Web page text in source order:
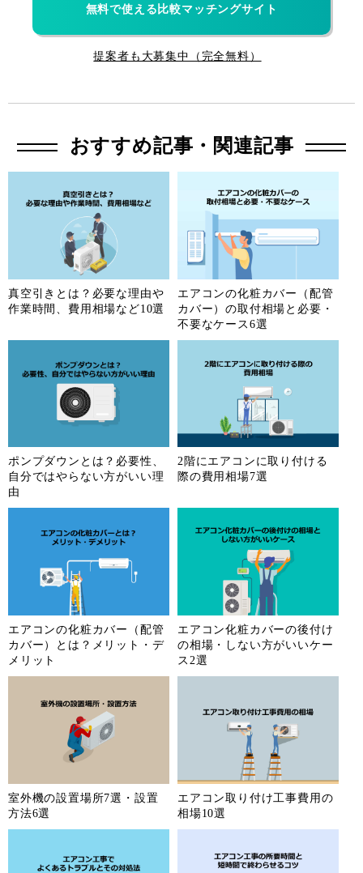
無料で使える比較マッチングサイト
提案者も大募集中（完全無料）
おすすめ記事・関連記事
真空引きとは？必要な理由や
作業時間、費用相場など10選
エアコンの化粧カバー（配管
カバー）の取付相場と必要・
不要なケース6選
ポンプダウンとは？必要性、
自分ではやらない方がいい理
由
2階にエアコンに取り付ける
際の費用相場7選
エアコンの化粧カバー（配管
カバー）とは？メリット・デ
メリット
エアコン化粧カバーの後付け
の相場・しない方がいいケー
ス2選
室外機の設置場所7選・設置
方法6選
エアコン取り付け工事費用の
相場10選